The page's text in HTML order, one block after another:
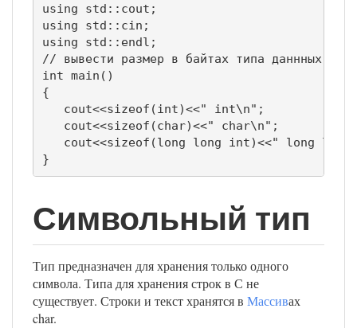
using std::cout;
using std::cin;
using std::endl;
// вывести размер в байтах типа даннных для
int main()
{
   cout<<sizeof(int)<<" int\n";
   cout<<sizeof(char)<<" char\n";
cout<<sizeof(long long int)<<" long long
}
Символьный тип
Тип предназначен для хранения только одного
символа. Типа для хранения строк в С не
существует. Строки и текст хранятся в Массивах
char.